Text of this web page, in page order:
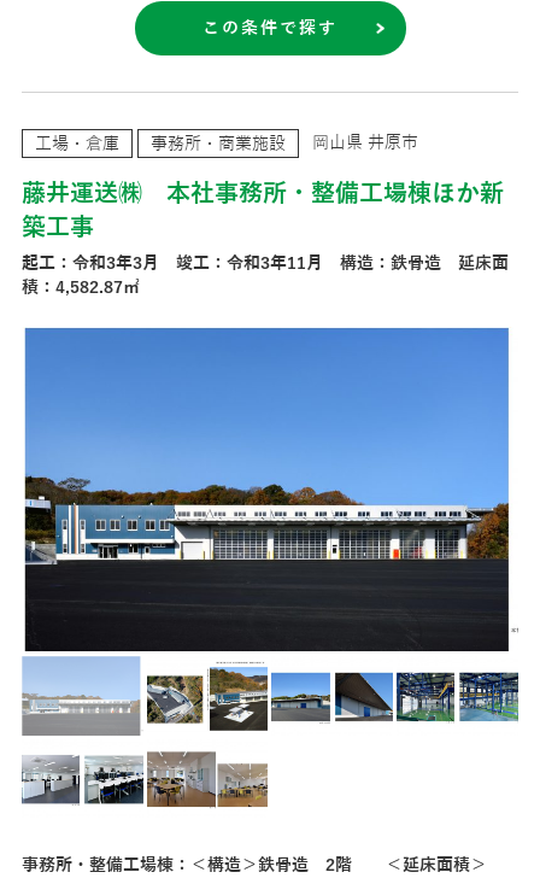
工場・倉庫 事務所・商業施設 岡山県 井原市
藤井運送㈱ 本社事務所・整備工場棟ほか新
築工事
起工：令和3年3月 竣工：令和3年11月 構造：鉄骨造 延床面
積：4,582.87㎡
事務所・整備工場棟：＜構造＞鉄骨造 2階 ＜延床面積＞